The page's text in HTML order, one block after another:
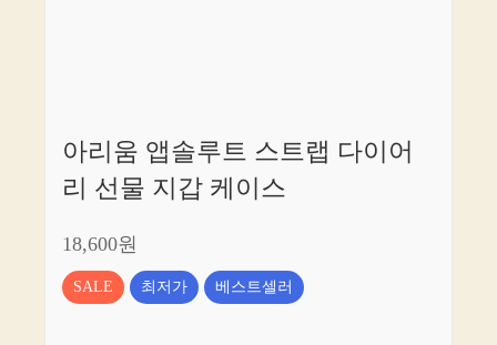
아리움 앱솔루트 스트랩 다이어
리 선물 지갑 케이스
18,600원
SALE 최저가 베스트셀러